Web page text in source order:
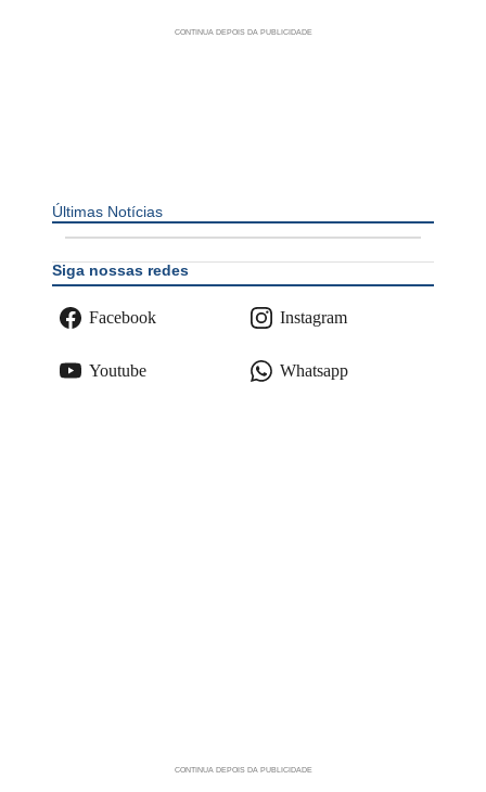
Últimas Notícias
Siga nossas redes
Facebook Instagram
Youtube Whatsapp